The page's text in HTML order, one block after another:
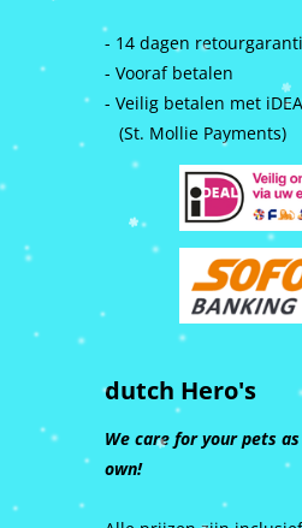
- 14 dagen
- Vooraf betalen
- Veilig betalen met
(St. Mollie Payments)
dutch Hero's
We care for your pets
own!